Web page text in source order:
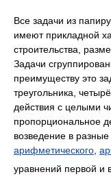
Все задачи из
имеют прикладной
строительства,
Задачи
преимуществу это
треугольника,
действия с целыми
пропорциональное
возведение в
арифметического
уравнений первой и